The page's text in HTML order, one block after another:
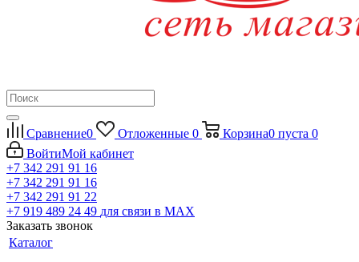
Сравнение0 Отложенные 0 Корзина0 пуста 0
ВойтиМой кабинет
+7 342 291 91 16
+7 342 291 91 16
+7 342 291 91 22
+7 919 489 24 49 для связи в МАХ
Заказать звонок
Каталог